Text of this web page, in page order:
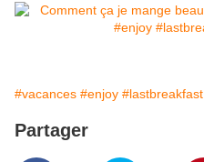
#vacances #enjoy #lastbreakfast
Partager